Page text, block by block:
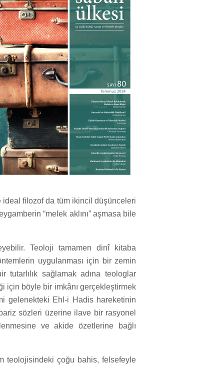
filozof da tüm ikincil düşünceleri
“melek aklını” aşmasa bile
Teoloji tamamen dinî kitaba
uygulanması için bir zemin
tutarlılık sağlamak adına teologlar
için böyle bir imkânı gerçekleştirmek
gelenekteki Ehl-i Hadis hareketinin
sözleri üzerine ilave bir rasyonel
ve akide özetlerine bağlı
teolojisindeki çoğu bahis, felsefeyle